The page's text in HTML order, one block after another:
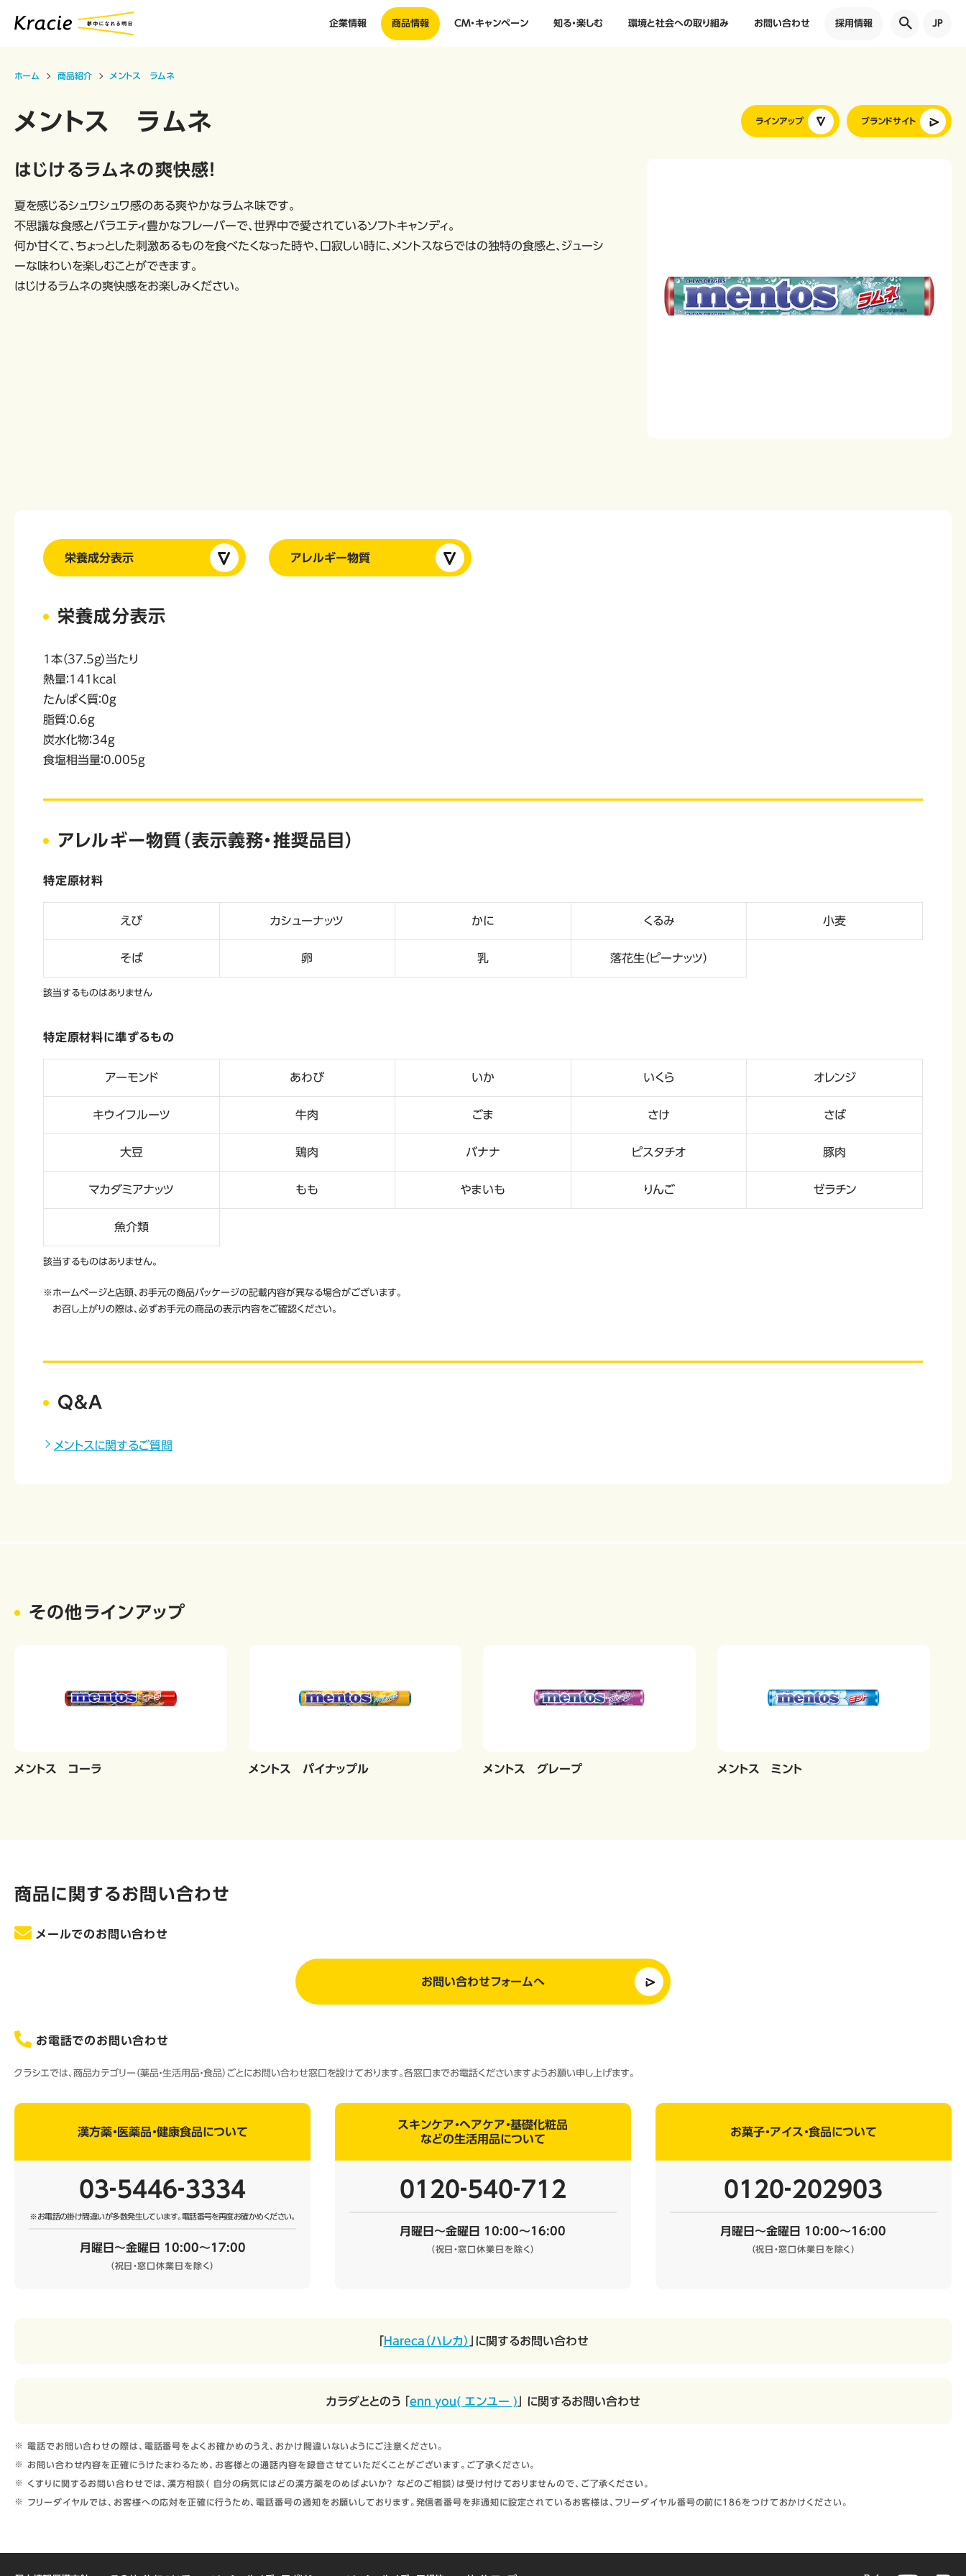
企業情報 商品情報 CM・キャンペーン 知る・楽しむ 環境と社会への取り組み お問い合わせ 採用情報 JP
ホーム 商品紹介 メントス ラムネ
ラインアップ ブランドサイト
メントス ラムネ
はじけるラムネの爽快感！
夏を感じるシュワシュワ感のある爽やかなラムネ味です。
不思議な食感とバラエティ豊かなフレーバーで、世界中で愛されているソフトキャンディ。
何か甘くて、ちょっとした刺激あるものを食べたくなった時や、口寂しい時に、メントスならではの独特の食感と、ジューシ
ーな味わいを楽しむことができます。
はじけるラムネの爽快感をお楽しみください。
栄養成分表示 アレルギー物質
栄養成分表示
1本（37.5ｇ）当たり
熱量：141kcal
たんぱく質：0g
脂質：0.6g
炭水化物：34g
食塩相当量：0.005g
アレルギー物質（表示義務・推奨品目）
特定原材料
えび カシューナッツ かに くるみ 小麦
そば 卵 乳 落花生（ピーナッツ）
該当するものはありません
特定原材料に準ずるもの
アーモンド あわび いか いくら オレンジ
キウイフルーツ 牛肉 ごま さけ さば
大豆 鶏肉 バナナ ピスタチオ 豚肉
マカダミアナッツ もも やまいも りんご ゼラチン
魚介類
該当するものはありません。
※ホームページと店頭、お手元の商品パッケージの記載内容が異なる場合がございます。
お召し上がりの際は、必ずお手元の商品の表示内容をご確認ください。
Q&A
メントスに関するご質問
その他ラインアップ
メントス コーラ メントス パイナップル メントス グレープ メントス ミント
商品に関するお問い合わせ
メールでのお問い合わせ
お問い合わせフォームへ
お電話でのお問い合わせ
クラシエでは、商品カテゴリー（薬品・生活用品・食品）ごとにお問い合わせ窓口を設けております。各窓口までお電話くださいますようお願い申し上げます。
漢方薬・医薬品・健康食品について
03‐5446‐3334
※お電話の掛け間違いが多数発生しています。電話番号を再度お確かめください。
月曜日～金曜日 10:00～17:00
（祝日・窓口休業日を除く）
スキンケア・ヘアケア・基礎化粧品
などの生活用品について
0120‐540‐712
月曜日～金曜日 10:00～16:00
（祝日・窓口休業日を除く）
お菓子・アイス・食品について
0120‐202903
月曜日～金曜日 10:00～16:00
（祝日・窓口休業日を除く）
Hareca（ハレカ） 」に関するお問い合わせ
カラダととのう 「 enn you( エンユー ) 」 に関するお問い合わせ
電話でお問い合わせの際は、電話番号をよくお確かめのうえ、おかけ間違いないようにご注意ください。
お問い合わせ内容を正確にうけたまわるため、お客様との通話内容を録音させていただくことがございます。ご了承ください。
くすりに関するお問い合わせでは、漢方相談（ 自分の病気にはどの漢方薬をのめばよいか？ などのご相談）は受け付けておりませんので、ご了承ください。
フリーダイヤルでは、お客様への応対を正確に行うため、電話番号の通知をお願いしております。発信者番号を非通知に設定されているお客様は、フリーダイヤル番号の前に186をつけておかけください。